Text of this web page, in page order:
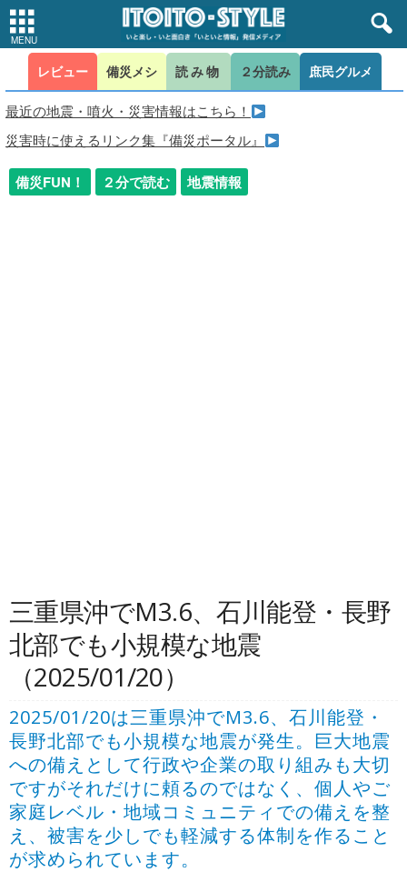
レビュー 備災メシ 読み物 ２分読み 庶民グルメ
最近の地震・噴火・災害情報はこちら！
災害時に使えるリンク集『備災ポータル』
備災FUN！ ２分で読む 地震情報
三重県沖でM3.6、石川能登・長野
北部でも小規模な地震
（2025/01/20）
2025/01/20は三重県沖でM3.6、石川能登・
長野北部でも小規模な地震が発生。巨大地震
への備えとして行政や企業の取り組みも大切
ですがそれだけに頼るのではなく、個人やご
家庭レベル・地域コミュニティでの備えを整
え、被害を少しでも軽減する体制を作ること
が求められています。